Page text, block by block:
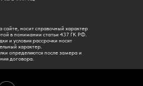
носит справочный характер
в понимании статьи 437 ГК РФ.
и условия рассрочки носят
характер.
определяются после замера и
договора.